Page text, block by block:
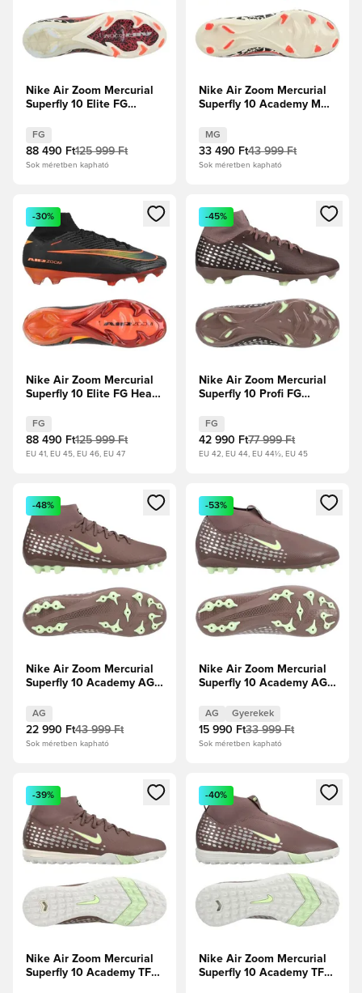
Nike Air Zoom Mercurial
Superfly 10 Elite FG
Crush/Metál
ezüst/Univerzális
Piros/Fossil
FG
88 490 Ft125 999 Ft
Sok méretben kapható
Nike Air Zoom Mercurial
Superfly 10 Academy MG
Crush/Metál
ezüst/Univerzális
Piros/Fossil
MG
33 490 Ft43 999 Ft
Sok méretben kapható
Megnyit egy modált a bejelentkezéshez vagy a tagként
-30%
Nike Air Zoom Mercurial
Superfly 10 Elite FG Heat
Crimson
FG
88 490 Ft125 999 Ft
EU 41, EU 45, EU 46, EU 47
Megnyit egy modált a
-45%
Nike Air Zoom Mercurial
Superfly 10 Profi FG
Plum Eclipse/Metál ezüst
FG
42 990 Ft77 999 Ft
EU 42, EU 44, EU 44½, EU 45
Megnyit egy modált a bejelentkezéshez vagy a tagként
-48%
Nike Air Zoom Mercurial
Superfly 10 Academy AG
Plum Eclipse/Metál ezüst
AG
22 990 Ft43 999 Ft
Sok méretben kapható
Megnyit egy modált a
-53%
Nike Air Zoom Mercurial
Superfly 10 Academy AG
Plum Eclipse/Metál ezüst
Gyerek
AG Gyerekek
15 990 Ft33 999 Ft
Sok méretben kapható
Megnyit egy modált a bejelentkezéshez vagy a tagként
-39%
Nike Air Zoom Mercurial
Superfly 10 Academy TF
Megnyit egy modált a
-40%
Nike Air Zoom Mercurial
Superfly 10 Academy TF